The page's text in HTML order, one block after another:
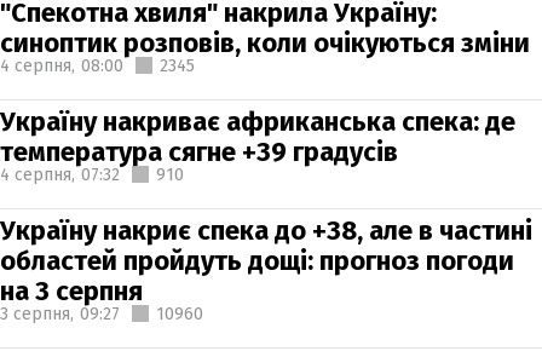
"Спекотна хвиля" накрила Україну:
синоптик розповів, коли очікуються зміни
4 серпня, 08:00 2345
Україну накриває африканська спека: де
температура сягне +39 градусів
4 серпня, 07:32 910
Україну накриє спека до +38, але в частині
областей пройдуть дощі: прогноз погоди
на 3 серпня
3 серпня, 09:27 10960